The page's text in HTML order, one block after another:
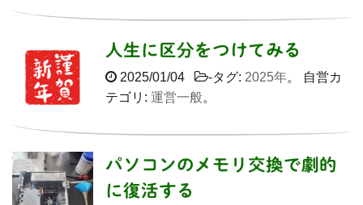
人生に区分をつけてみる
2025/01/04 -タグ: 2025年。 自営カ
テゴリ: 運営一般。
パソコンのメモリ交換で劇的
に復活する